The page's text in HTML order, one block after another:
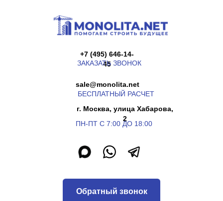
г. Москва, улица Хабарова,
ПН-ПТ С 7:00 ДО 18:00
45
ЗАКАЗАТЬ ЗВОНОК
БЕСПЛАТНЫЙ РАСЧЕТ